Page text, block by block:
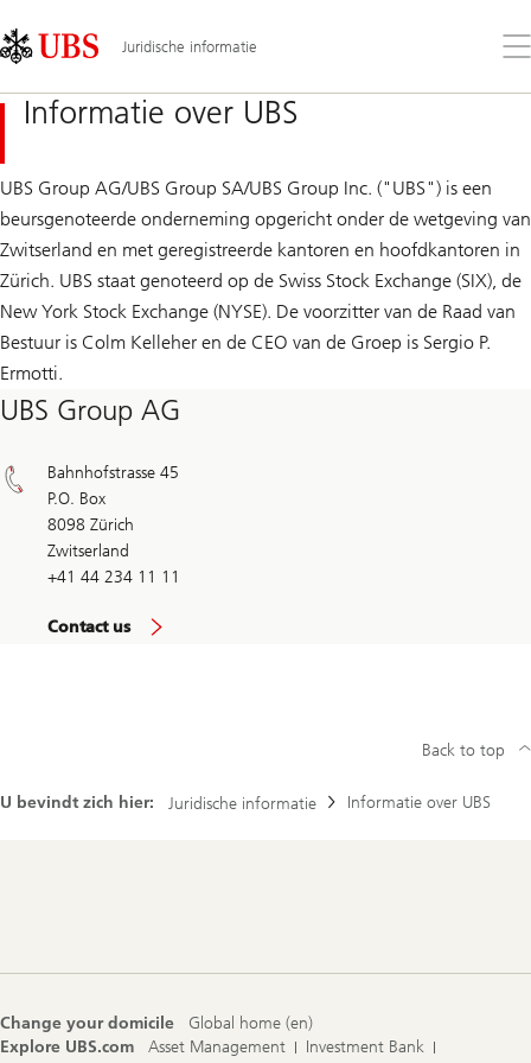
Links
Area
Juridische informatie
the
Informatie over UBS
UBS Group AG/UBS Group SA/UBS Group Inc. ("UBS") is een
beursgenoteerde onderneming opgericht onder de wetgeving van
Zwitserland en met geregistreerde kantoren en hoofdkantoren in
Zürich. UBS staat genoteerd op de Swiss Stock Exchange (SIX), de
New York Stock Exchange (NYSE). De voorzitter van de Raad van
Bestuur is Colm Kelleher en de CEO van de Groep is Sergio P.
Ermotti.
UBS Group AG
Bahnhofstrasse 45
P.O. Box
8098 Zürich
Zwitserland
+41 44 234 11 11
Contact us
U bevindt zich hier: Juridische informatie Informatie over UBS
Back to top
Change your domicile
Global home (en)
Explore UBS.com
Asset Management
Investment Bank